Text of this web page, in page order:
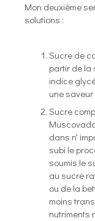
Mon deuxième
solutions :
Sucre de
partir de la
indice
une
Sucre
dans n'
subi le
soumis le
au sucre
ou de la
moins
nutriments